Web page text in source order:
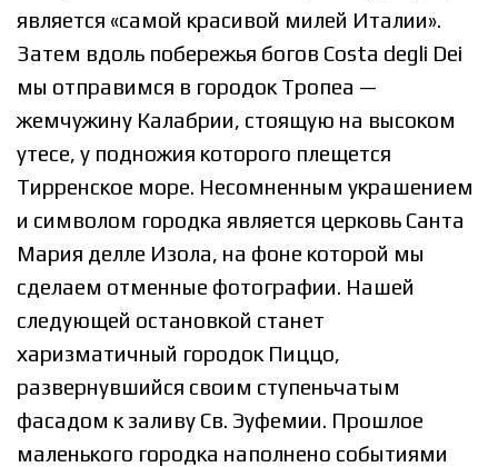
является «самой красивой милей Италии».
Затем вдоль побережья богов Costa degli Dei
мы отправимся в городок Тропеа —
жемчужину Калабрии, стоящую на высоком
утесе, у подножия которого плещется
Тирренское море. Несомненным украшением
и символом городка является церковь Санта
Мария делле Изола, на фоне которой мы
сделаем отменные фотографии. Нашей
следующей остановкой станет
харизматичный городок Пиццо,
развернувшийся своим ступеньчатым
фасадом к заливу Св. Эуфемии. Прошлое
маленького городка наполнено событиями